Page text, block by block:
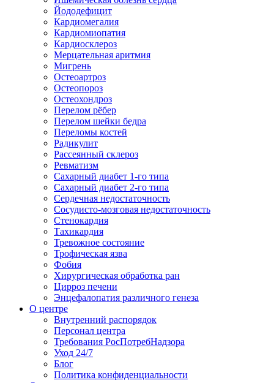
Йододефицит
Кардиомегалия
Кардиомиопатия
Кардиосклероз
Мерцательная аритмия
Мигрень
Остеоартроз
Остеопороз
Остеохондроз
Перелом рёбер
Перелом шейки бедра
Переломы костей
Радикулит
Рассеянный склероз
Ревматизм
Сахарный диабет 1-го типа
Сахарный диабет 2-го типа
Сердечная недостаточность
Сосудисто-мозговая недостаточность
Стенокардия
Тахикардия
Тревожное состояние
Трофическая язва
Фобия
Хирургическая обработка ран
Цирроз печени
Энцефалопатия различного генеза
О центре
Внутренний распорядок
Персонал центра
Требования РосПотребНадзора
Уход 24/7
Блог
Политика конфиденциальности